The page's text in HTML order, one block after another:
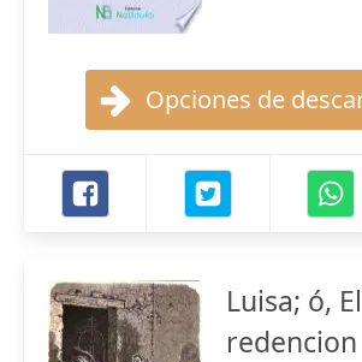
Opciones de
Luisa; ó,
redencion